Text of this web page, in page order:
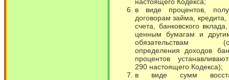
в виде процентов,
договорам займа, кредита,
счета, банковского
ценным бумагам и
обязательствам
определения доходов
процентов
290 настоящего Кодекса);
в виде сумм